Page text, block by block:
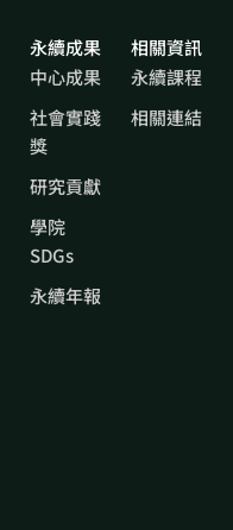
永續成果
中心成果
社會實踐
獎
研究貢獻
學院
SDGs
永續年報
相關資訊
永續課程
相關連結